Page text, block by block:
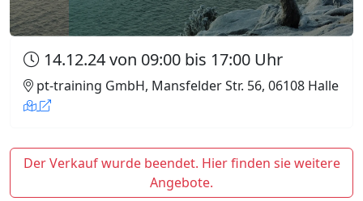
14.12.24 von 09:00 bis 17:00 Uhr
pt-training GmbH, Mansfelder Str. 56, 06108 Halle
Der Verkauf wurde beendet. Hier finden sie weitere
Angebote.